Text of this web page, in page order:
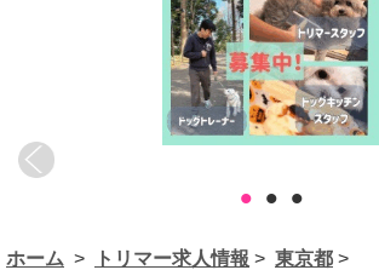
• • •
ホーム > トリマー求人情報 > 東京都 >